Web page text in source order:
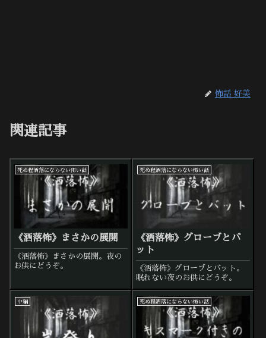
怖話 好美
関連記事
死ぬ程洒落にならない怖い話
《洒落怖》まさかの展開
《洒落怖》まさかの展開。夜の
お供にどうぞ。
死ぬ程洒落にならない怖い話
《洒落怖》グローブとバ
ット
《洒落怖》グローブとバット。
眠れない夜のお供にどうぞ。
中編 死ぬ程洒落にならない怖い話